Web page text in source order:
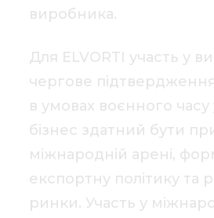
виробника.
Для ELVORTI участь у
чергове
в умовах воєнного часу
бізнес здатний бути
міжнародній арені,
експортну політику та
ринки. Участь у